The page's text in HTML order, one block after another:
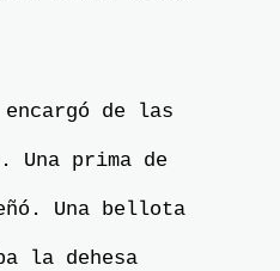
encargó de las
Una prima de
Una bellota
la dehesa